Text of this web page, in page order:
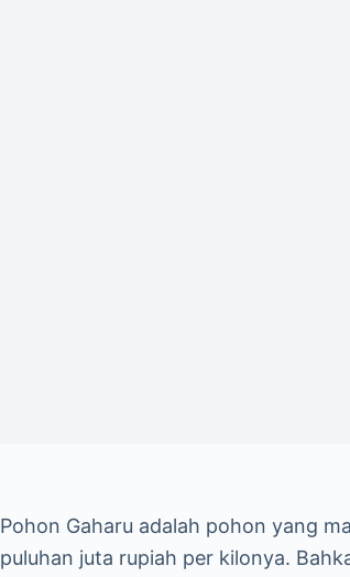
Pohon Gaharu adalah pohon yang
puluhan juta rupiah per kilonya.